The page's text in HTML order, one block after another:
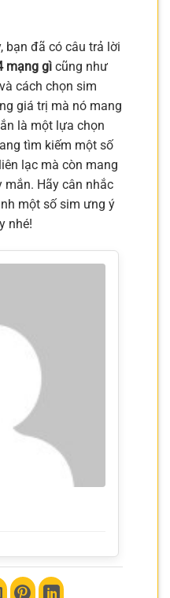
bạn đã có câu trả lời
mạng gì cũng như
cách chọn sim
giá trị mà nó mang
là một lựa chọn
tìm kiếm một số
lạc mà còn mang
mắn. Hãy cân nhắc
một số sim ưng ý
nhé!